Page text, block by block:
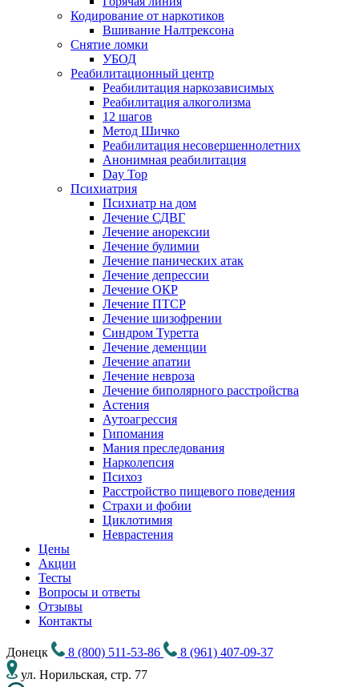
Кодирование от наркотиков
Вшивание Налтрексона
Снятие ломки
УБОД
Реабилитационный центр
Реабилитация наркозависимых
Реабилитация алкоголизма
12 шагов
Метод Шичко
Реабилитация несовершеннолетних
Анонимная реабилитация
Day Top
Психиатрия
Психиатр на дом
Лечение СДВГ
Лечение анорексии
Лечение булимии
Лечение панических атак
Лечение депрессии
Лечение ОКР
Лечение ПТСР
Лечение шизофрении
Синдром Туретта
Лечение деменции
Лечение апатии
Лечение невроза
Лечение биполярного расстройства
Астения
Аутоагрессия
Гипомания
Мания преследования
Нарколепсия
Психоз
Расстройство пищевого поведения
Cтрахи и фобии
Циклотимия
Неврастения
Цены
Акции
Тесты
Вопросы и ответы
Отзывы
Контакты
Донецк 8 (800) 511-53-86
8 (961) 407-09-37
ул. Норильская, стр. 77